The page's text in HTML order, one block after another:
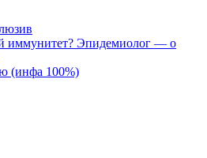
иммунитет? Эпидемиолог — о
(инфа 100%)